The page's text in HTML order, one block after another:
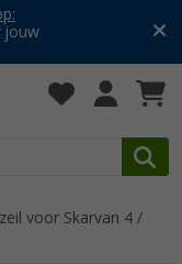
jouw
voor Skarvan 4 /